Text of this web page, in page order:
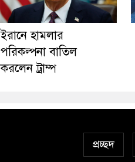
ইরানে হামলার
পরিকল্পনা বাতিল
করলেন ট্রাম্প
প্রচ্ছদ